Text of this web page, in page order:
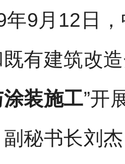
月12日，
有建筑改
装施工”开
秘书长刘